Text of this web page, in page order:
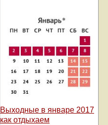
Выходные в январе 2017
как отдыхаем